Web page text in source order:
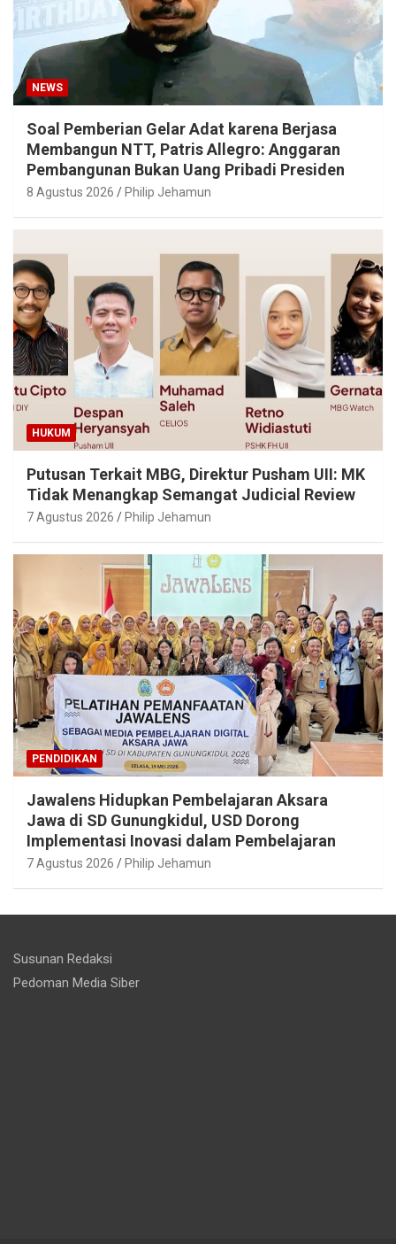
NEWS
Soal Pemberian Gelar Adat karena Berjasa
Membangun NTT, Patris Allegro: Anggaran
Pembangunan Bukan Uang Pribadi Presiden
8 Agustus 2026 Philip Jehamun
HUKUM
Putusan Terkait MBG, Direktur Pusham UII: MK
Tidak Menangkap Semangat Judicial Review
7 Agustus 2026 Philip Jehamun
PENDIDIKAN
Jawalens Hidupkan Pembelajaran Aksara
Jawa di SD Gunungkidul, USD Dorong
Implementasi Inovasi dalam Pembelajaran
7 Agustus 2026 Philip Jehamun
Susunan Redaksi
Pedoman Media Siber